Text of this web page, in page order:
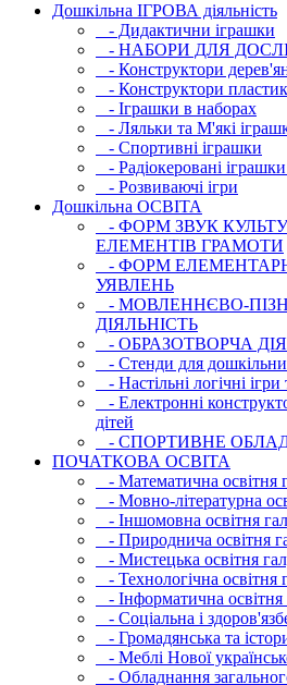
Дошкільна ІГРОВА діяльність
- Дидактични іграшки
- НАБОРИ ДЛЯ
- Конструктори
- Конструктори
- Іграшки в наборах
- Ляльки та М'які
- Спортивні іграшки
- Радіокеровані
- Розвиваючі ігри
Дошкільна ОСВIТА
- ФОРМ ЗВУК
ЕЛЕМЕНТІВ ГРАМОТИ
- ФОРМ
УЯВЛЕНЬ
- МОВЛЕННЄВО-
ДІЯЛЬНІСТЬ
- ОБРАЗОТВОРЧА
- Стенди для
- Настільні логічні ігри
- Електронні
дітей
- СПОРТИВНЕ
ПОЧАТКОВА ОСВIТА
- Математична освітня
- Мовно-літературна
- Iншомовна освітня
- Природнича освітня
- Мистецька освітня
- Технологічна освітня
- Інфopматична освітня
- Соціальна і
- Громадянська та
- Меблі Нової
- Обладнання